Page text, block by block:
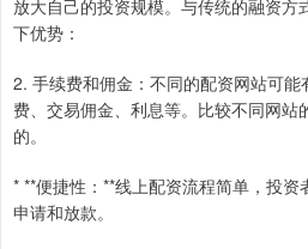
放大自己的投资规模。与传统的融资方
下优势：
2. 手续费和佣金：不同的配资网站可
费、交易佣金、利息等。比较不同网站
的。
* **便捷性：**线上配资流程简单，投
申请和放款。